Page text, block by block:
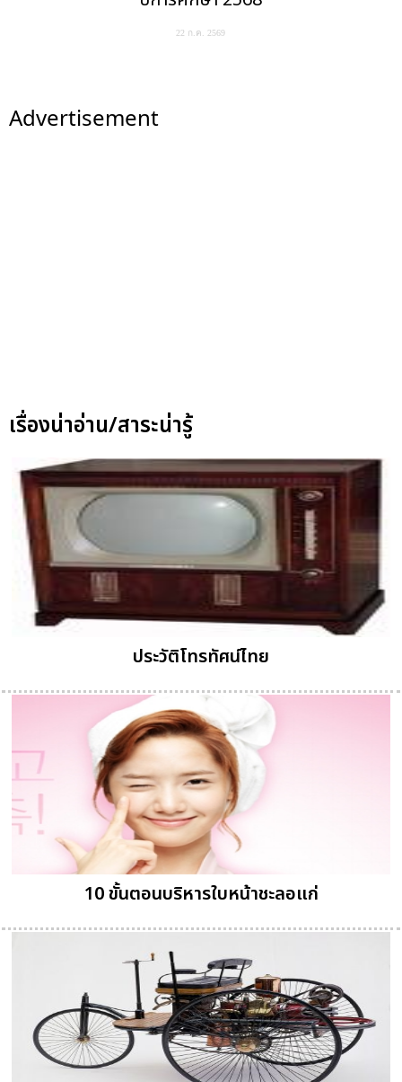
22 ก.ค. 2569
Advertisement
เรื่องน่าอ่าน/สาระน่ารู้
ประวัติโทรทัศน์ไทย
10 ขั้นตอนบริหารใบหน้าชะลอแก่